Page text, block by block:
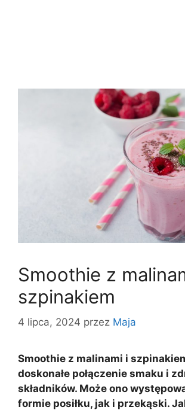
Smoothie z
szpinakiem
4 lipca, 2024 przez Maja
Smoothie z malinami i
doskonałe połączenie smaku i
składników. Może ono
formie posiłku, jak i przekąski.